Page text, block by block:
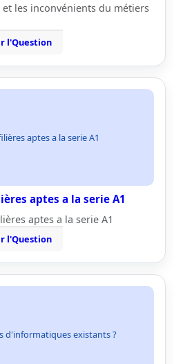
les inconvénients du métiers
l'Question
aptes a la serie A1
aptes a la serie A1
aptes a la serie A1
l'Question
d'informatiques existants ?